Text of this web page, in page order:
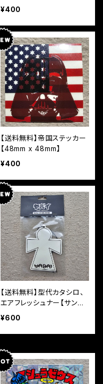
¥400
【送料無料】帝国ステッカー
【48mm x 48mm】
¥400
【送料無料】型代カタシロ、
エアフレッシュナー【サンダ
ルウッド】
¥600